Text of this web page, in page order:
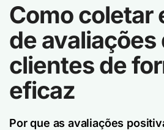
Como coletar
de avaliações
clientes de
eficaz
Por que as avaliações